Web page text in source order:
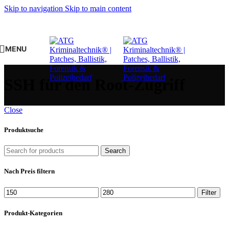
Skip to navigation Skip to main content
MENU
SSH für den Root-Zugriff
Close
Produktsuche
Search
Nach Preis filtern
Min.
Preis
Max.
Preis
Filter
Produkt-Kategorien